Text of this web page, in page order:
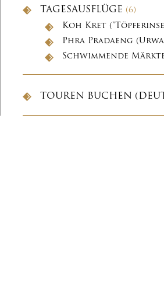
TAGESAUSFLÜGE (6)
Koh Kret
Phra Pradaeng
Schwimmende
TOUREN BUCHEN